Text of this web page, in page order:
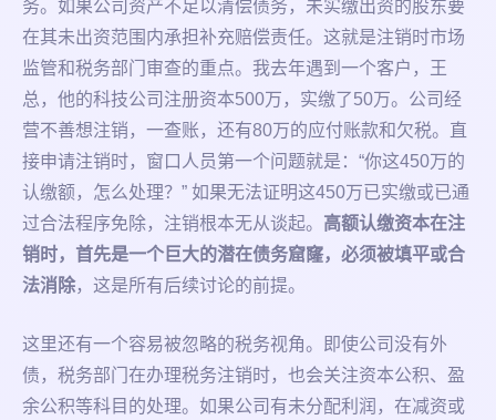
务。如果公司资产不足以清偿债务，未实缴出资的股东要
在其未出资范围内承担补充赔偿责任。这就是注销时市场
监管和税务部门审查的重点。我去年遇到一个客户，王
总，他的科技公司注册资本500万，实缴了50万。公司经
营不善想注销，一查账，还有80万的应付账款和欠税。直
接申请注销时，窗口人员第一个问题就是：“你这450万的
认缴额，怎么处理？” 如果无法证明这450万已实缴或已通
过合法程序免除，注销根本无从谈起。 高额认缴资本在注
销时，首先是一个巨大的潜在债务窟窿，必须被填平或合
法消除，这是所有后续讨论的前提。
这里还有一个容易被忽略的税务视角。即使公司没有外
债，税务部门在办理税务注销时，也会关注资本公积、盈
余公积等科目的处理。如果公司有未分配利润，在减资或